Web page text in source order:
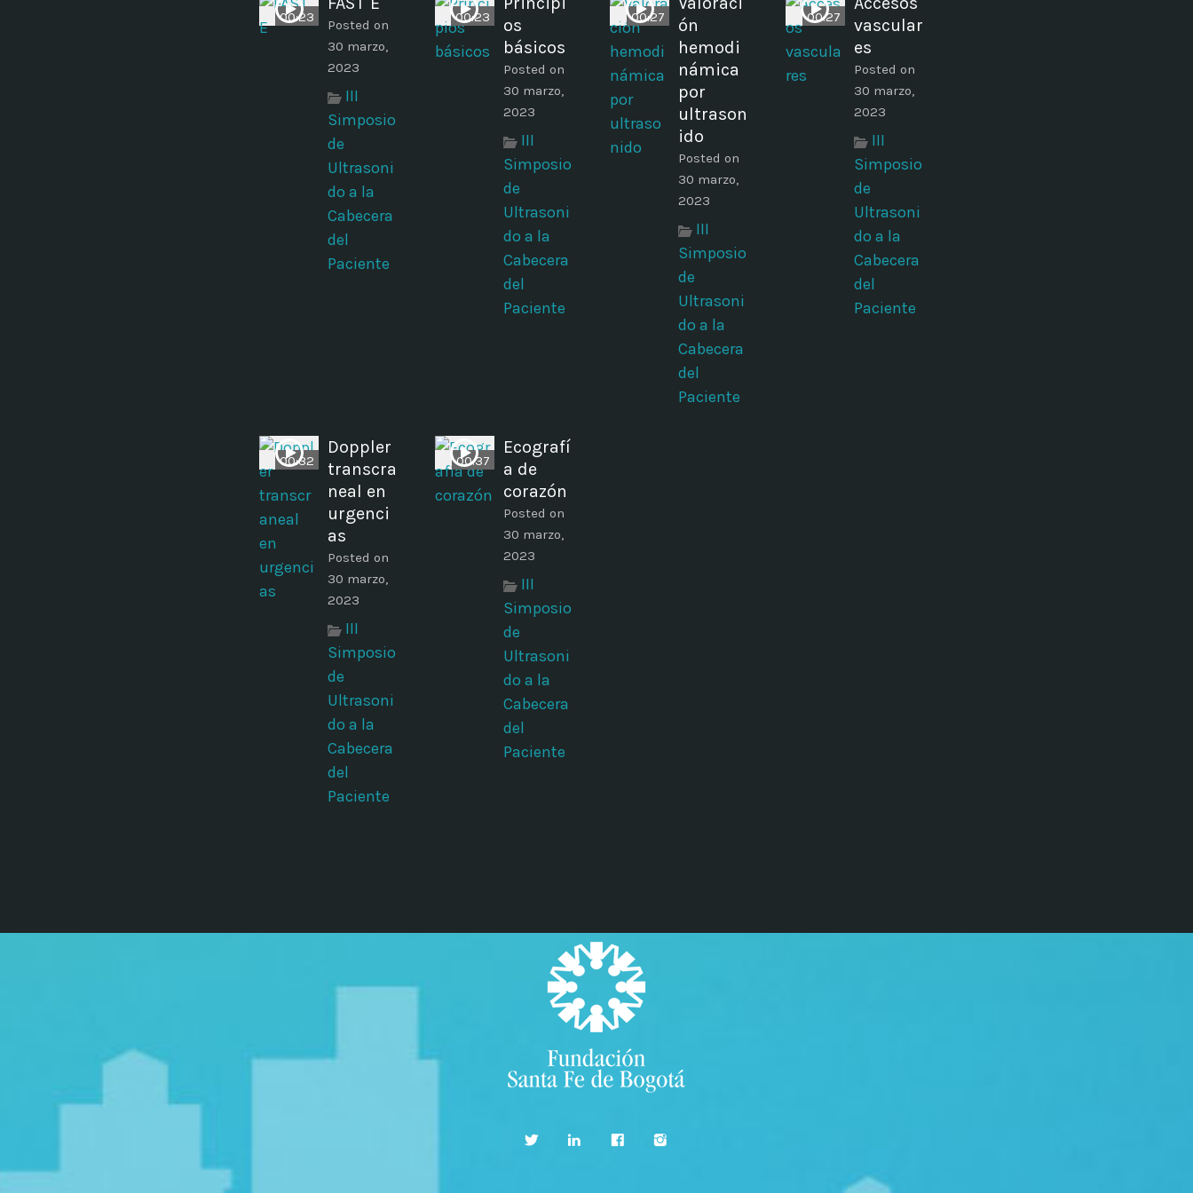
00:23
Posted on
30 marzo,
2023
III
Simposio
de
Ultrasoni
do a la
Cabecera
del
Paciente
00:23
os
básicos
Posted on
30 marzo,
2023
III
Simposio
de
Ultrasoni
do a la
Cabecera
del
Paciente
00:27
ón
hemodi
námica
por
ultrason
ido
Posted on
30 marzo,
2023
III
Simposio
de
Ultrasoni
do a la
Cabecera
del
Paciente
00:27
vascular
es
Posted on
30 marzo,
2023
III
Simposio
de
Ultrasoni
do a la
Cabecera
del
Paciente
00:32
Doppler
transcra
neal en
urgenci
as
Posted on
30 marzo,
2023
III
Simposio
de
Ultrasoni
do a la
Cabecera
del
Paciente
00:37
Ecografí
a de
corazón
Posted on
30 marzo,
2023
III
Simposio
de
Ultrasoni
do a la
Cabecera
del
Paciente